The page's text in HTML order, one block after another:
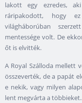
lakott egy ezredes,
ráripakodott, hogy
világháborúban
mentessége volt. De
őt is elvitték.
A Royal Szálloda mellett
összeverték, de a papát
e nekik, vagy milyen
lent megvárta a